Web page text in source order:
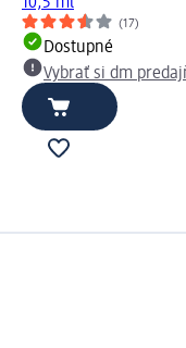
10,5 ml
(17)
Dostupné
Vybrať si dm